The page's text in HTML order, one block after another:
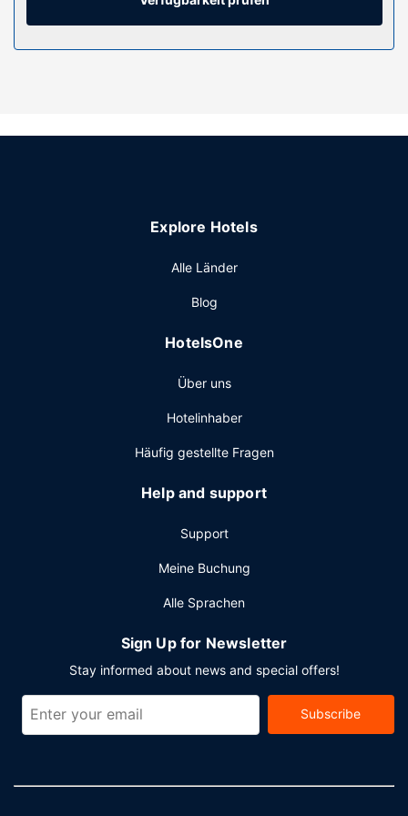
Ausstattung der Anlage
Nutz folgende Freizeiteinrichtung: Außenpool (je nach
Concierge-Service und eine Pflanzenwand.
Hotels. Lass den Tag bei einem Drink an der Bar/Lounge
07:30 Uhr bis 10:30 Uhr ein Frühstücksbuffet angeboten.
rund um die Uhr besetzte Rezeption und eine
Flughafen (rund um die Uhr) ist verfügbar (gegen Gebühr).
Explore Hotels
Alle Länder
Blog
HotelsOne
Über uns
Hotelinhaber
Häufig gestellte Fragen
Help and support
Support
Meine Buchung
Alle Sprachen
Sign Up for Newsletter
Stay informed about news and special offers!
Subscribe